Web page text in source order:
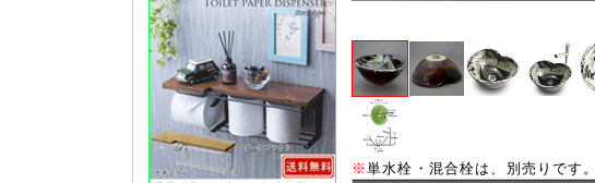
※単水栓・混合栓は、別売りです。